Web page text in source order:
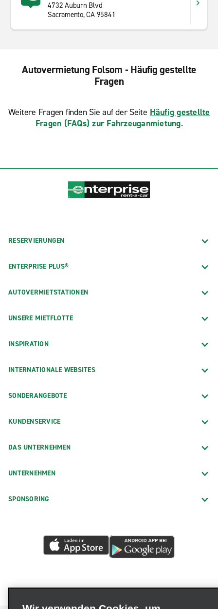
4732 Auburn Blvd
Sacramento, CA 95841
Autovermietung Folsom - Häufig gestellte
Fragen
Weitere Fragen finden Sie auf der Seite Häufig gestellte
Fragen (FAQs) zur Fahrzeuganmietung.
RESERVIERUNGEN
ENTERPRISE PLUS®
AUTOVERMIETSTATIONEN
UNSERE MIETFLOTTE
INSPIRATION
INTERNATIONALE WEBSITES
SONDERANGEBOTE
KUNDENSERVICE
DAS UNTERNEHMEN
UNTERNEHMEN
SPONSORING